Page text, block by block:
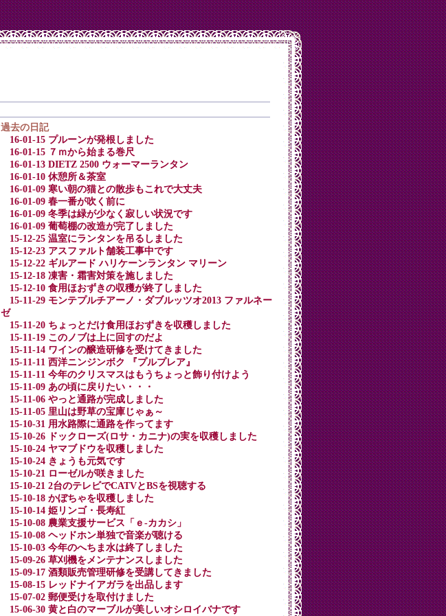
過去の日記
16-01-15 プルーンが発根しました
16-01-15 ７ｍから始まる巻尺
16-01-13 DIETZ 2500 ウォーマーランタン
16-01-10 休憩所＆茶室
16-01-09 寒い朝の猫との散歩もこれで大丈夫
16-01-09 春一番が吹く前に
16-01-09 冬季は緑が少なく寂しい状況です
16-01-09 葡萄棚の改造が完了しました
15-12-25 温室にランタンを吊るしました
15-12-23 アスファルト舗装工事中です
15-12-22 ギルアード ハリケーンランタン マリーン
15-12-18 凍害・霜害対策を施しました
15-12-10 食用ほおずきの収穫が終了しました
15-11-29 モンテプルチアーノ・ダブルッツオ2013 ファルネー
ゼ
15-11-20 ちょっとだけ食用ほおずきを収穫しました
15-11-19 このノブは上に回すのだよ
15-11-14 ワインの醸造研修を受けてきました
15-11-11 西洋ニンジンボク 『プルプレア』
15-11-11 今年のクリスマスはもうちょっと飾り付けよう
15-11-09 あの頃に戻りたい・・・
15-11-06 やっと通路が完成しました
15-11-05 里山は野草の宝庫じゃぁ～
15-10-31 用水路際に通路を作ってます
15-10-26 ドックローズ(ロサ・カニナ)の実を収穫しました
15-10-24 ヤマブドウを収穫しました
15-10-24 きょうも元気です
15-10-21 ローゼルが咲きました
15-10-21 2台のテレビでCATVとBSを視聴する
15-10-18 かぼちゃを収穫しました
15-10-14 姫リンゴ・長寿紅
15-10-08 農業支援サービス「ｅ-カカシ」
15-10-08 ヘッドホン単独で音楽が聴ける
15-10-03 今年のへちま水は終了しました
15-09-26 草刈機をメンテナンスしました
15-09-17 酒類販売管理研修を受講してきました
15-08-15 レッドナイアガラを出品します
15-07-02 郵便受けを取付けました
15-06-30 黄と白のマーブルが美しいオシロイバナです